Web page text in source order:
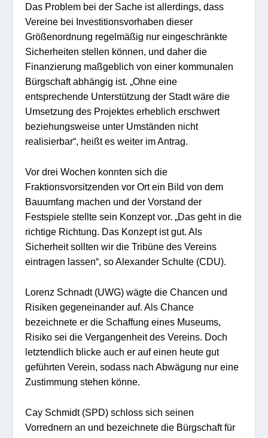
Das Problem bei der Sache ist allerdings, dass
Vereine bei Investitionsvorhaben dieser
Größenordnung regelmäßig nur eingeschränkte
Sicherheiten stellen können, und daher die
Finanzierung maßgeblich von einer kommunalen
Bürgschaft abhängig ist. „Ohne eine
entsprechende Unterstützung der Stadt wäre die
Umsetzung des Projektes erheblich erschwert
beziehungsweise unter Umständen nicht
realisierbar“, heißt es weiter im Antrag.
Vor drei Wochen konnten sich die
Fraktionsvorsitzenden vor Ort ein Bild von dem
Bauumfang machen und der Vorstand der
Festspiele stellte sein Konzept vor. „Das geht in die
richtige Richtung. Das Konzept ist gut. Als
Sicherheit sollten wir die Tribüne des Vereins
eintragen lassen“, so Alexander Schulte (CDU).
Lorenz Schnadt (UWG) wägte die Chancen und
Risiken gegeneinander auf. Als Chance
bezeichnete er die Schaffung eines Museums,
Risiko sei die Vergangenheit des Vereins. Doch
letztendlich blicke auch er auf einen heute gut
geführten Verein, sodass nach Abwägung nur eine
Zustimmung stehen könne.
Cay Schmidt (SPD) schloss sich seinen
Vorrednern an und bezeichnete die Bürgschaft für